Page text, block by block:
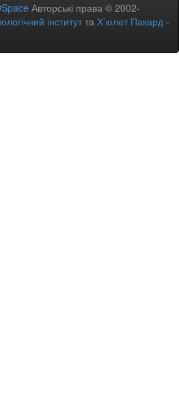
Авторські права © 2002-
інститутта Х’юлет Пакард -